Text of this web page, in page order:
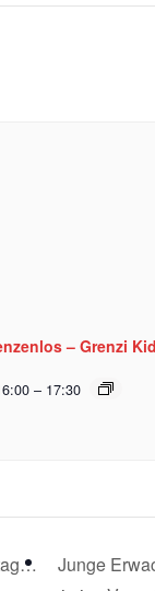
– Grenzi
– 17:30
Junge